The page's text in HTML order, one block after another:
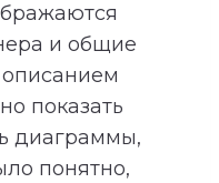
и общие
показать
диаграммы,
понятно,